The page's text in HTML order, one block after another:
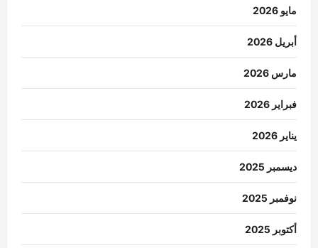
مايو 2026
أبريل 2026
مارس 2026
فبراير 2026
يناير 2026
ديسمبر 2025
نوفمبر 2025
أكتوبر 2025